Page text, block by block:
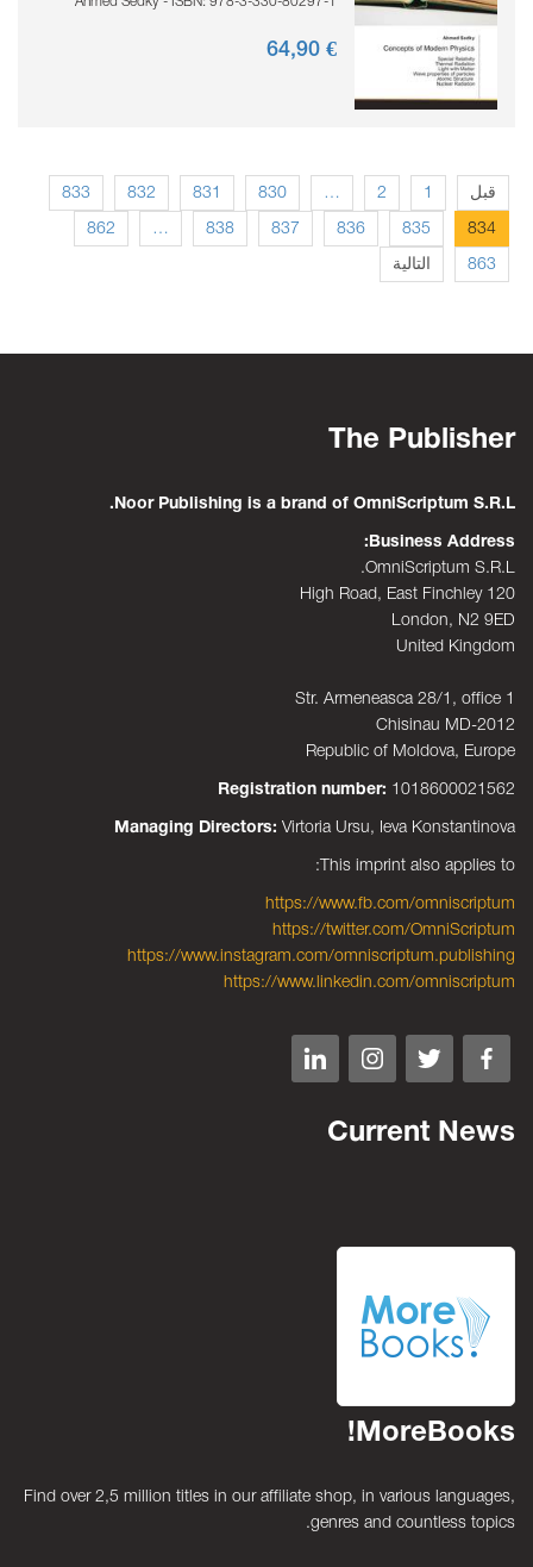
Ahmed Sedky - ISBN: 978-3-330-80297-1
€ 64,
90
قبل 1
2
…
830
831
832
833
834
835
836
837
838
…
862
863 التالية
The Publisher
Noor Publishing is a brand of OmniScriptum S.R.L.
Business Address:
OmniScriptum S.R.L.
120 High Road, East Finchley
London, N2 9ED
United Kingdom
Str. Armeneasca 28/1, office 1
Chisinau MD-2012
Republic of Moldova, Europe
Registration number: 1018600021562
Managing Directors: Virtoria Ursu, Ieva Konstantinova
This imprint also applies to:
https://www.fb.com/omniscriptum
https://twitter.com/OmniScriptum
https://www.instagram.com/omniscriptum.publishing
https://www.linkedin.com/omniscriptum
Current News
MoreBooks!
Find over 2,5 million titles in our affiliate shop, in various languages,
genres and countless topics.